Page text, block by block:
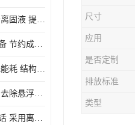
碳钢过滤器厂家 分离固液 提高过滤效率
双级反渗透纯水设备 节约成本 提供高纯度水
贵州袋式过滤器 低能耗 结构简单
贵州多介质过滤器 去除悬浮物 防止水垢和堵塞
锅炉软化水设备电话 采用离子交换技术 减少维修和更换的成本
尺寸
应用
是否定制
排放标准
类型